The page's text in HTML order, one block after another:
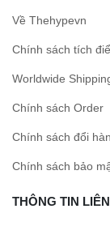
Về Thehypevn
Chính sách tích
Worldwide
Chính sách Order
Chính sách đổi
Chính sách bảo
THÔNG TIN